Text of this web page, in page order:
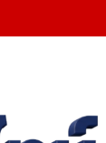
ทำการอุทยาน